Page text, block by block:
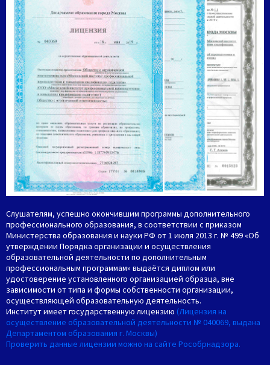
Слушателям, успешно окончившим программы дополнительного
профессионального образования, в соответствии с приказом
Министерства образования и науки РФ от 1 июля 2013 г. № 499 «Об
утверждении Порядка организации и осуществления
образовательной деятельности по дополнительным
профессиональным программам» выдаётся диплом или
удостоверение установленного организацией образца, вне
зависимости от типа и формы собственности организации,
осуществляющей образовательную деятельность.
Институт имеет государственную лицензию (Лицензия на
осуществление образовательной деятельности № 040069, выдана
Департаментом образования г. Москвы)
Проверить данные лицензии можно на сайте Рособрнадзора.